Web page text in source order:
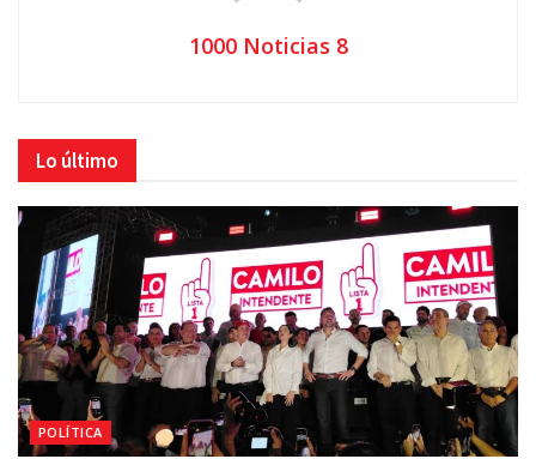
1000 Noticias 8
Lo último
POLÍTICA